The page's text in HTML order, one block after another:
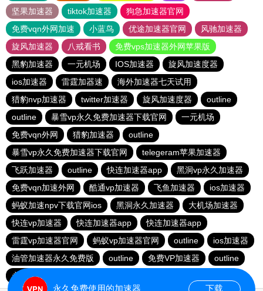
坚果加速器
tiktok加速器
狗急加速器官网
免费vqn外网加速
小蓝鸟 优途加速器官网
风驰加速器
旋风加速器
八戒看书
免费vps加速器外网苹果版
黑豹加速器
一元机场 IOS加速器
旋风加速度器
ios加速器
雷霆加器速
海外加速器七天试用
猎豹nvp加速器
twitter加速器 旋风加速度器
outline
outline
暴雪vp永久免费加速器下载官网
一元机场
免费vqn外网
猎豹加速器
outline
暴雪vp永久免费加速器下载官网
telegeram苹果加速器
飞跃加速器
outline 快连加速器app
黑洞vp永久加速器
免费vqn加速外网
酷通vp加速器 飞鱼加速器
ios加速器
蚂蚁加速npv下载官网ios
黑洞永久加速器
大机场加速器
快连vp加速器
快连加速器app
快连加速器app
雷霆vp加速器官网
蚂蚁vp加速器官网 outline
ios加速器
油管加速器永久免费版
outline 免费VP加速器
outline
永久免费vqn加速外网
永久免费使用的加速器 下载